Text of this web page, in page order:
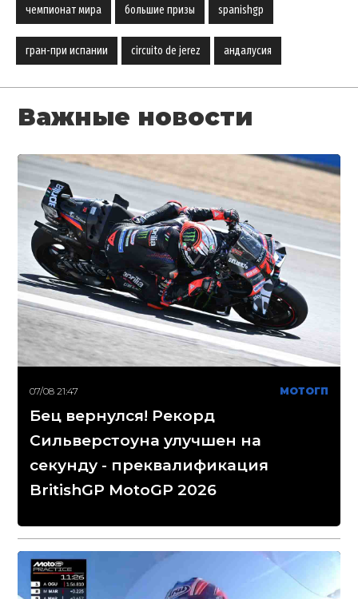
чемпионат мира большие призы spanishgp
гран-при испании circuito de jerez андалусия
Важные новости
07/08 21:47 МОТОГП
Бец вернулся! Рекорд
Сильверстоуна улучшен на
секунду - преквалификация
BritishGP MotoGP 2026